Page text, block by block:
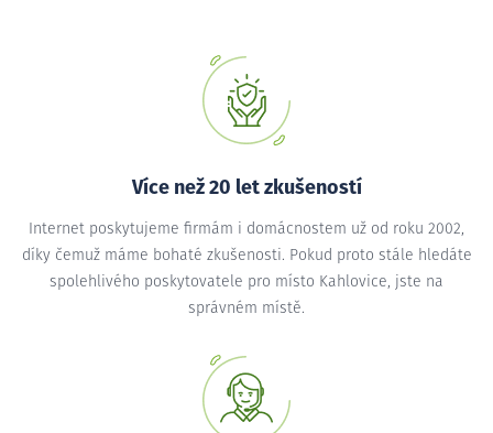
Více než 20 let zkušeností
Internet poskytujeme firmám i domácnostem už od roku 2002,
díky čemuž máme bohaté zkušenosti. Pokud proto stále hledáte
spolehlivého poskytovatele pro místo Kahlovice, jste na
správném místě.